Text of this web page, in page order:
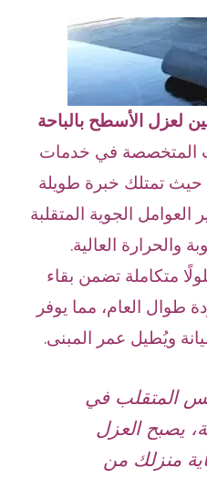
لعزل الأسطح بالباحة
المتخصصة في خدمات
حيث تمتلك خبرة طويلة
العوامل الجوية المتقلبة
والحرارة العالية.
متكاملة تضمن بقاء
طوال العام، مما يوفر
ويُطيل عمر المبنى.
المتقلب في
يصبح العزل
منزلك من